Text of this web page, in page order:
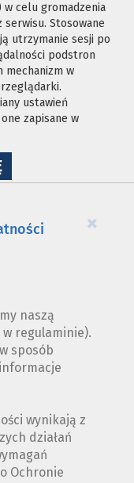
celu gromadzenia
Stosowane
utrzymanie sesji po
podstron
mechanizm w
ustawień
zapisane w
NA
WYKORZYSTANIE
×
naszą
regulaminie).
sposób
wynikają z
działań
Ochronie